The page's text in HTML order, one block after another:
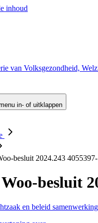
inhoud
van Volksgezondheid,
in- of uitklappen
19
bestuursorgaan
besluit 2024.243
Woo-besluit
en beleid